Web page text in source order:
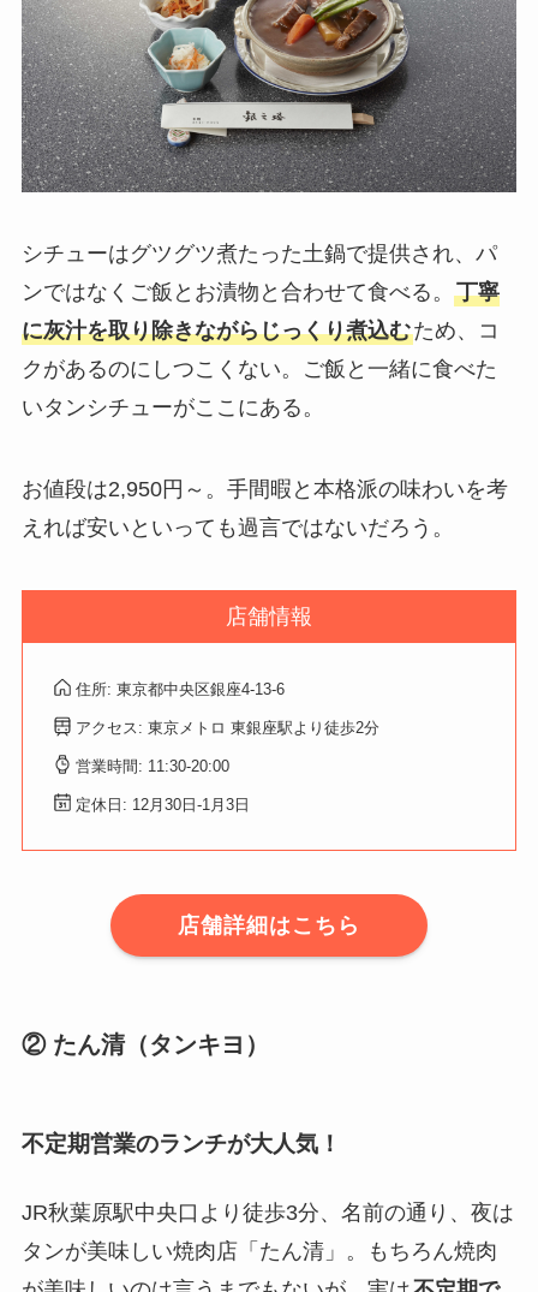
シチューはグツグツ煮たった土鍋で提供され、パ
ンではなくご飯とお漬物と合わせて食べる。 丁寧
に灰汁を取り除きながらじっくり煮込むため、コ
クがあるのにしつこくない。ご飯と一緒に食べた
いタンシチューがここにある。
お値段は2,950円～。手間暇と本格派の味わいを考
えれば安いといっても過言ではないだろう。
店舗情報
住所: 東京都中央区銀座4-13-6
アクセス: 東京メトロ 東銀座駅より徒歩2分
営業時間: 11:30-20:00
定休日: 12月30日-1月3日
店舗詳細はこちら
② たん清（タンキヨ）
不定期営業のランチが大人気！
JR秋葉原駅中央口より徒歩3分、名前の通り、夜は
タンが美味しい焼肉店「たん清」。もちろん焼肉